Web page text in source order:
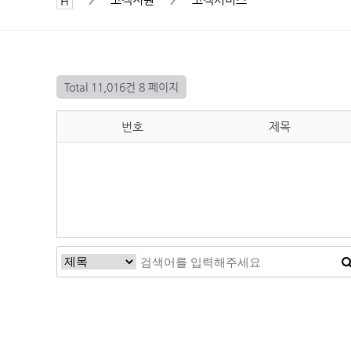
Total 11,016건 8 페이지
번호 제목